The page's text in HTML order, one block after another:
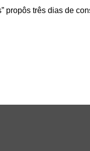
propôs três dias de